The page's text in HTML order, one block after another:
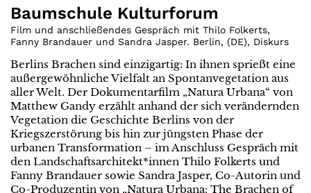
Baumschule Kulturforum
Film und anschließendes Gespräch mit Thilo Folkerts,
Fanny Brandauer und Sandra Jasper. Berlin, (DE), Diskurs
Berlins Brachen sind einzigartig: In ihnen sprießt eine
außergewöhnliche Vielfalt an Spontanvegetation aus
aller Welt. Der Dokumentarfilm „Natura Urbana“ von
Matthew Gandy erzählt anhand der sich verändernden
Vegetation die Geschichte Berlins von der
Kriegszerstörung bis hin zur jüngsten Phase der
urbanen Transformation – im Anschluss Gespräch mit
den Landschaftsarchitekt*innen Thilo Folkerts und
Fanny Brandauer sowie Sandra Jasper, Co-Autorin und
Co-Produzentin von „Natura Urbana: The Brachen of